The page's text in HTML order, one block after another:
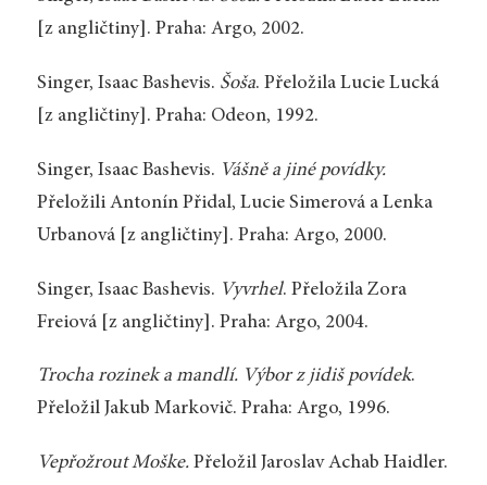
[z angličtiny]. Praha: Argo, 2002.
Singer, Isaac Bashevis. Šoša. Přeložila Lucie Lucká
[z angličtiny]. Praha: Odeon, 1992.
Singer, Isaac Bashevis. Vášně a jiné povídky.
Přeložili Antonín Přidal, Lucie Simerová a Lenka
Urbanová [z angličtiny]. Praha: Argo, 2000.
Singer, Isaac Bashevis. Vyvrhel. Přeložila Zora
Freiová [z angličtiny]. Praha: Argo, 2004.
Trocha rozinek a mandlí. Výbor z jidiš povídek.
Přeložil Jakub Markovič. Praha: Argo, 1996.
Vepřožrout Moške. Přeložil Jaroslav Achab Haidler.